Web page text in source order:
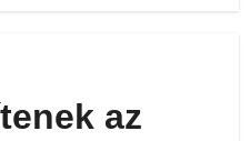
az